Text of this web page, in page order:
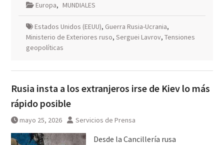
Europa, MUNDIALES
Estados Unidos (EEUU), Guerra Rusia-Ucrania,
Ministerio de Exteriores ruso, Serguei Lavrov, Tensiones
geopolíticas
Rusia insta a los extranjeros irse de Kiev lo más
rápido posible
mayo 25, 2026 Servicios de Prensa
Desde la Cancillería rusa